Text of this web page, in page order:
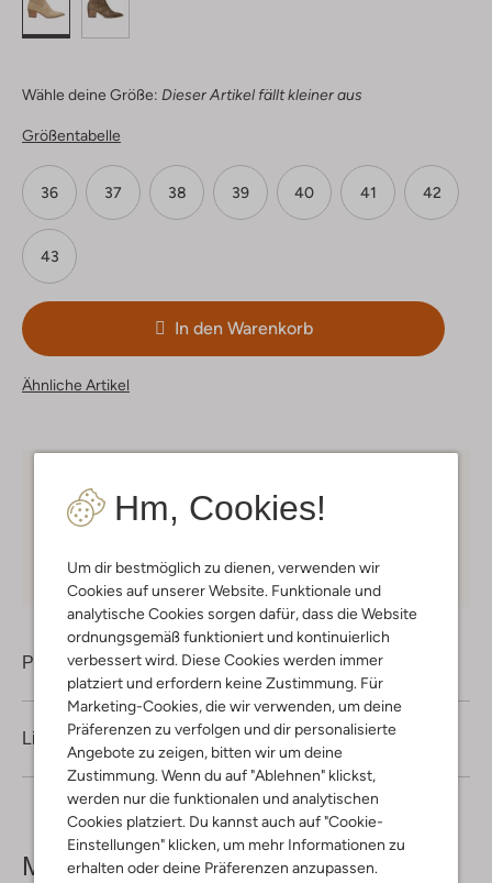
Hm, Cookies!
Um dir bestmöglich zu dienen, verwenden wir
Cookies auf unserer Website. Funktionale und
analytische Cookies sorgen dafür, dass die Website
ordnungsgemäß funktioniert und kontinuierlich
verbessert wird. Diese Cookies werden immer
platziert und erfordern keine Zustimmung. Für
Marketing-Cookies, die wir verwenden, um deine
Präferenzen zu verfolgen und dir personalisierte
Angebote zu zeigen, bitten wir um deine
Zustimmung. Wenn du auf "Ablehnen" klickst,
werden nur die funktionalen und analytischen
Cookies platziert. Du kannst auch auf "Cookie-
Einstellungen" klicken, um mehr Informationen zu
erhalten oder deine Präferenzen anzupassen.
Wähle deine Größe: Dieser Artikel fällt kleiner aus
Größentabelle
36 37 38 39 40 41 42
43
In den Warenkorb
Ähnliche Artikel
Kostenloser Versand
Mitglieder in Deutschland
Produktinformation
Lieferung & Rückgabe
Mehr sehen